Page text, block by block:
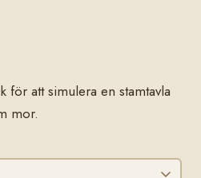
för att simulera en stamtavla
mor.